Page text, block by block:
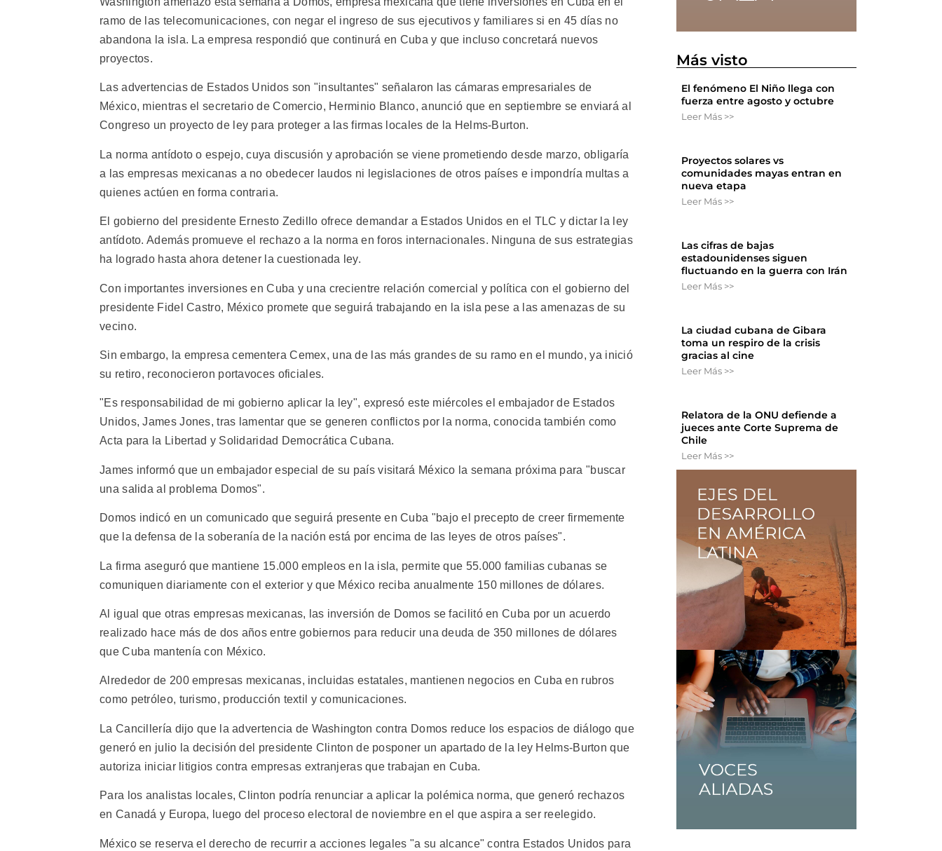
ramo de las telecomunicaciones, con negar el ingreso de sus ejecutivos y familiares si en 45 días no
abandona la isla. La empresa respondió que continurá en Cuba y que incluso concretará nuevos
proyectos.
Las advertencias de Estados Unidos son "insultantes" señalaron las cámaras empresariales de
México, mientras el secretario de Comercio, Herminio Blanco, anunció que en septiembre se enviará al
Congreso un proyecto de ley para proteger a las firmas locales de la Helms-Burton.
La norma antídoto o espejo, cuya discusión y aprobación se viene prometiendo desde marzo, obligaría
a las empresas mexicanas a no obedecer laudos ni legislaciones de otros países e impondría multas a
quienes actúen en forma contraria.
El gobierno del presidente Ernesto Zedillo ofrece demandar a Estados Unidos en el TLC y dictar la ley
antídoto. Además promueve el rechazo a la norma en foros internacionales. Ninguna de sus estrategias
ha logrado hasta ahora detener la cuestionada ley.
Con importantes inversiones en Cuba y una crecientre relación comercial y política con el gobierno del
presidente Fidel Castro, México promete que seguirá trabajando en la isla pese a las amenazas de su
vecino.
Sin embargo, la empresa cementera Cemex, una de las más grandes de su ramo en el mundo, ya inició
su retiro, reconocieron portavoces oficiales.
"Es responsabilidad de mi gobierno aplicar la ley", expresó este miércoles el embajador de Estados
Unidos, James Jones, tras lamentar que se generen conflictos por la norma, conocida también como
Acta para la Libertad y Solidaridad Democrática Cubana.
James informó que un embajador especial de su país visitará México la semana próxima para "buscar
una salida al problema Domos".
Domos indicó en un comunicado que seguirá presente en Cuba "bajo el precepto de creer firmemente
que la defensa de la soberanía de la nación está por encima de las leyes de otros países".
La firma aseguró que mantiene 15.000 empleos en la isla, permite que 55.000 familias cubanas se
comuniquen diariamente con el exterior y que México reciba anualmente 150 millones de dólares.
Al igual que otras empresas mexicanas, las inversión de Domos se facilitó en Cuba por un acuerdo
realizado hace más de dos años entre gobiernos para reducir una deuda de 350 millones de dólares
que Cuba mantenía con México.
Alrededor de 200 empresas mexicanas, incluidas estatales, mantienen negocios en Cuba en rubros
como petróleo, turismo, producción textil y comunicaciones.
La Cancillería dijo que la advertencia de Washington contra Domos reduce los espacios de diálogo que
generó en julio la decisión del presidente Clinton de posponer un apartado de la ley Helms-Burton que
autoriza iniciar litigios contra empresas extranjeras que trabajan en Cuba.
Para los analistas locales, Clinton podría renunciar a aplicar la polémica norma, que generó rechazos
en Canadá y Europa, luego del proceso electoral de noviembre en el que aspira a ser reelegido.
México se reserva el derecho de recurrir a acciones legales "a su alcance" contra Estados Unidos para
Más visto
El fenómeno El Niño llega con
fuerza entre agosto y octubre
Leer Más >>
Proyectos solares vs
comunidades mayas entran en
nueva etapa
Leer Más >>
Las cifras de bajas
estadounidenses siguen
fluctuando en la guerra con Irán
Leer Más >>
La ciudad cubana de Gibara
toma un respiro de la crisis
gracias al cine
Leer Más >>
Relatora de la ONU defiende a
jueces ante Corte Suprema de
Chile
Leer Más >>